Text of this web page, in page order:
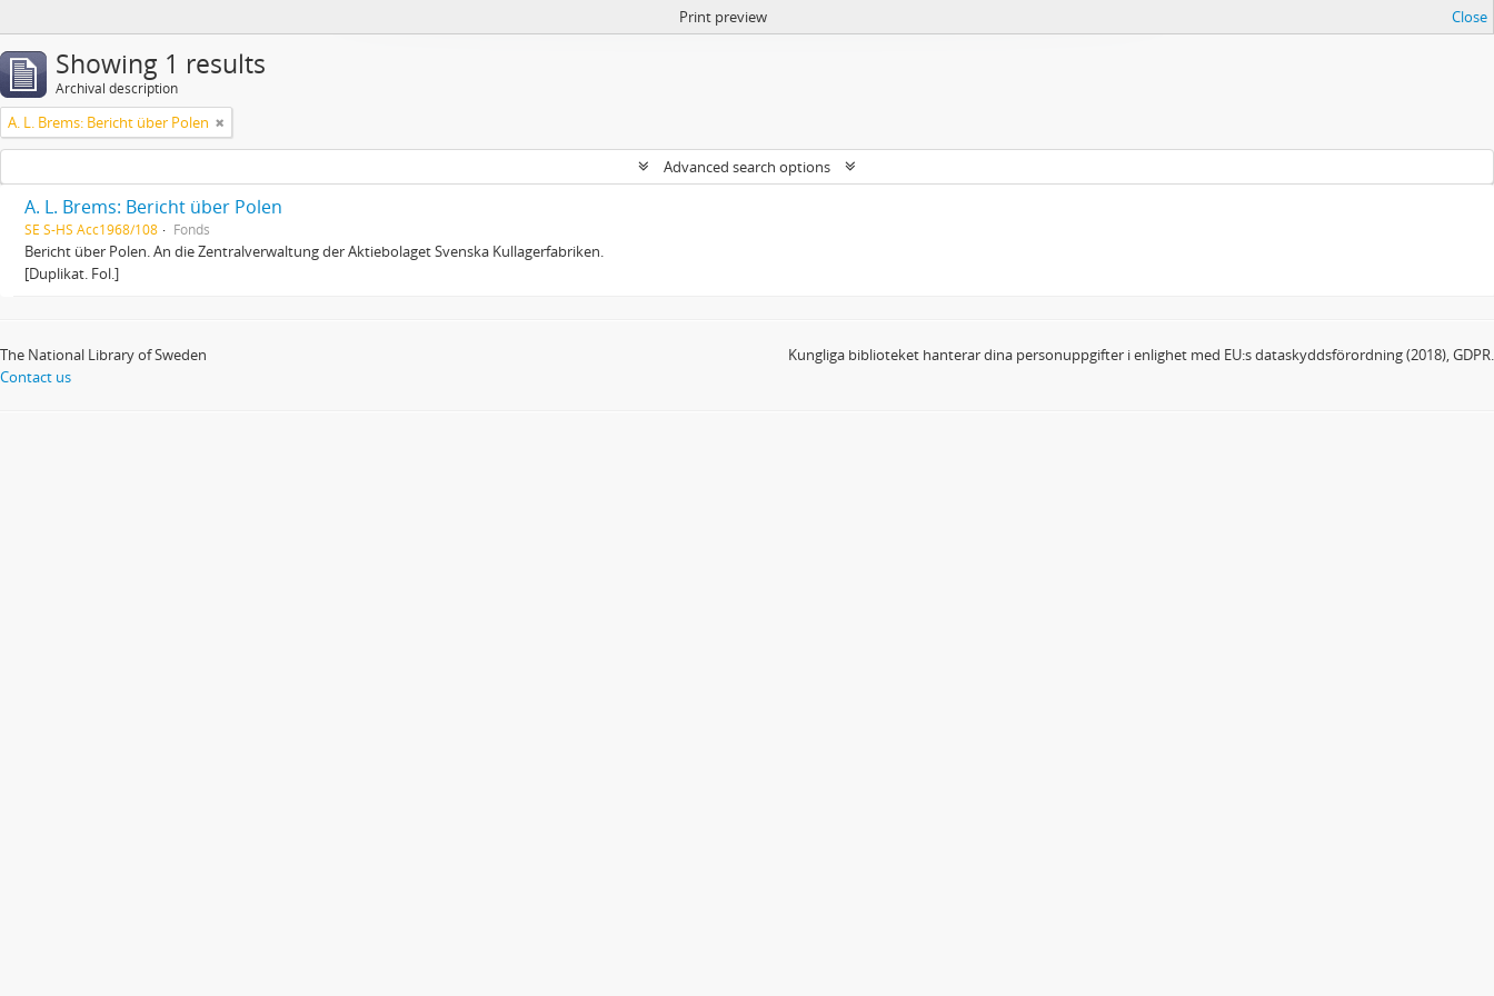
Print preview Close
Showing 1 results
Archival description
A. L. Brems: Bericht über Polen
Advanced search options
A. L. Brems: Bericht über Polen
SE S-HS Acc1968/108 Fonds
Bericht über Polen. An die Zentralverwaltung der Aktiebolaget Svenska Kullagerfabriken.
[Duplikat. Fol.]
The National Library of Sweden
Contact us
Kungliga biblioteket hanterar dina personuppgifter i enlighet med EU:s dataskyddsförordning (2018), GDPR.